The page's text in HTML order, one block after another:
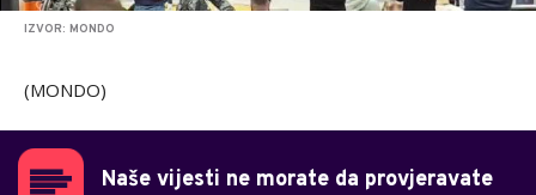
IZVOR: MONDO
(MONDO)
Naše vijesti ne morate da provjeravate